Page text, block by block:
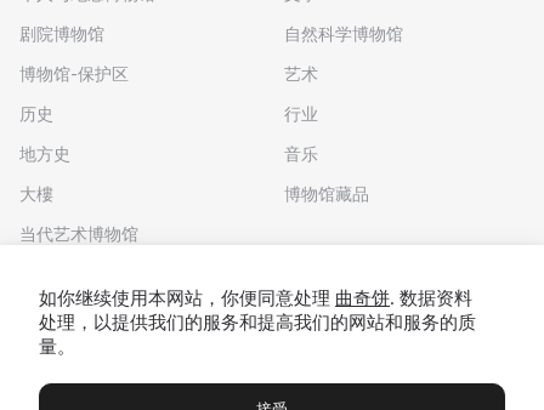
剧院博物馆
博物馆-保护区
历史
地方史
大樓
当代艺术博物馆
自然科学博物馆
艺术
行业
音乐
博物馆藏品
如你继续使用本网站，你便同意处理 曲奇饼. 数据资料
处理，以提供我们的服务和提高我们的网站和服务的质
量。